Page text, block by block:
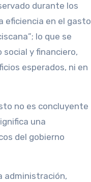
durante los
eficiencia en el gasto
lo que se
y financiero,
esperados, ni en
no es concluyente
una
del gobierno
administración,